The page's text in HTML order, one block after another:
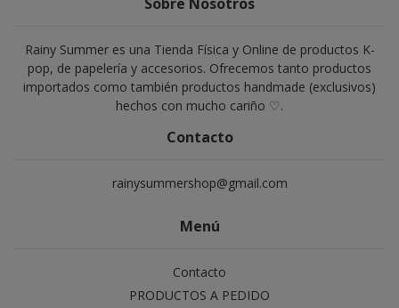
Rainy Summer es una Tienda Física y Online de productos K-
pop, de papelería y accesorios. Ofrecemos tanto productos
importados como también productos handmade (exclusivos)
hechos con mucho cariño ♡.
Contacto
rainysummershop@gmail.com
Menú
Contacto
PRODUCTOS A PEDIDO